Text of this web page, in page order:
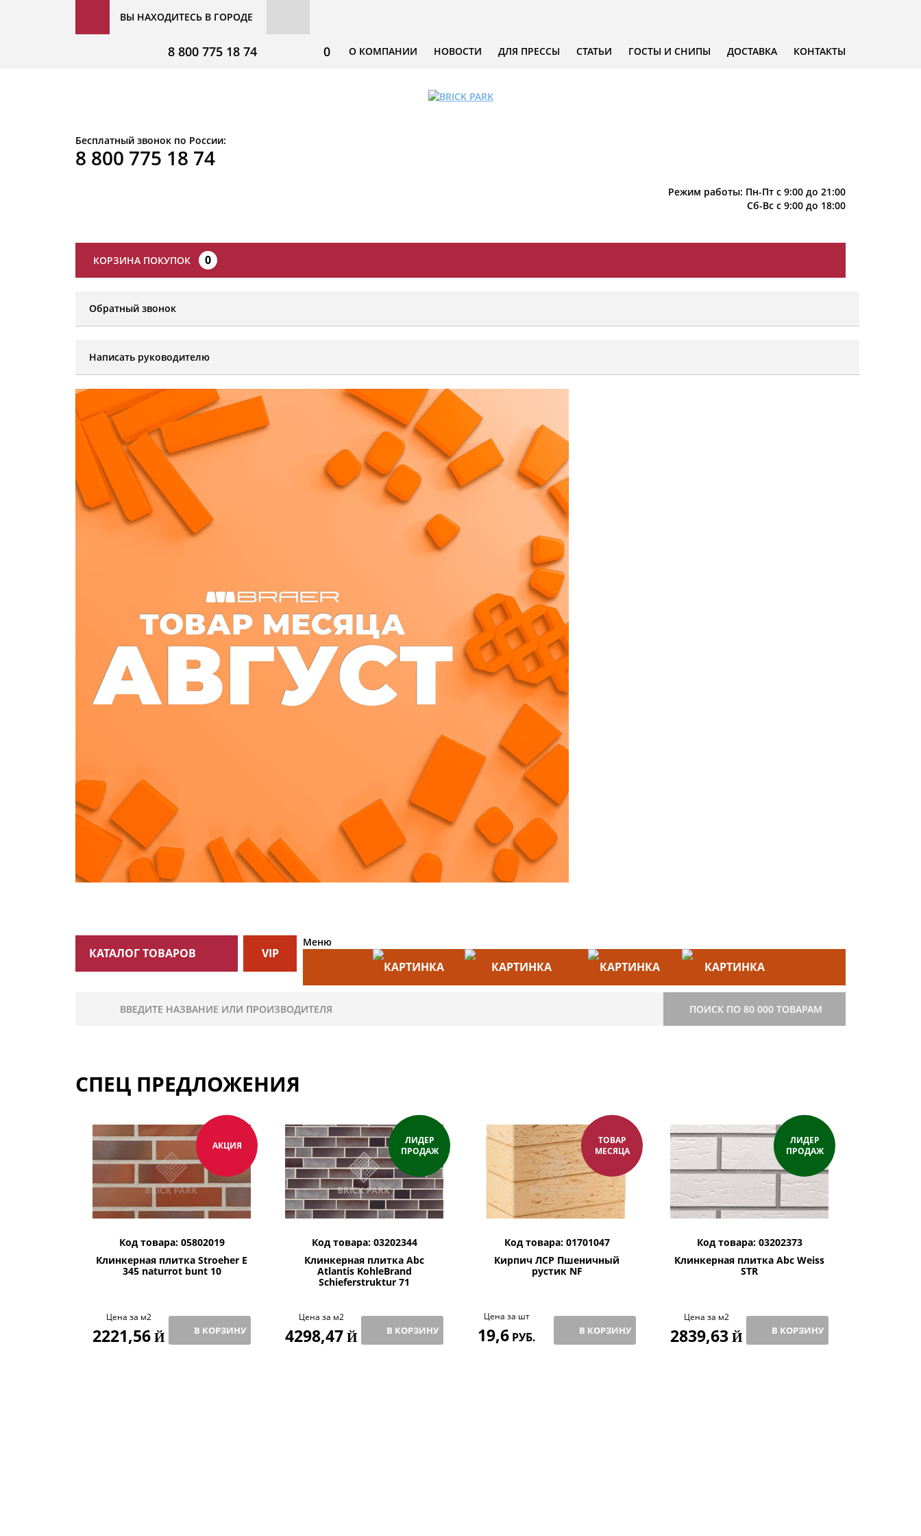
ВЫ НАХОДИТЕСЬ В ГОРОДЕ
О КОМПАНИИ НОВОСТИ ДЛЯ ПРЕССЫ СТАТЬИ ГОСТЫ И СНИПЫ ДОСТАВКА КОНТАКТЫ
0
8 800 775 18 74
Бесплатный звонок по России:
8 800 775 18 74
Режим работы: Пн-Пт с 9:00 до 21:00
Сб-Вс с 9:00 до 18:00
КОРЗИНА ПОКУПОК 0
Обратный звонок
Написать руководителю
КАТАЛОГ ТОВАРОВ VIP
Меню
СТРОИТЕЛЬСТВО
ПОИСК ПО 80 000 ТОВАРАМ
СПЕЦ ПРЕДЛОЖЕНИЯ
АКЦИЯ
Код товара: 05802019
Клинкерная плитка Stroeher E
345 naturrot bunt 10
Цена за м2
2221,56 Й В КОРЗИНУ
ЛИДЕР
ПРОДАЖ
Код товара: 03202344
Клинкерная плитка Abc
Atlantis KohleBrand
Schieferstruktur 71
Цена за м2
4298,47 Й В КОРЗИНУ
ТОВАР
МЕСЯЦА
Код товара: 01701047
Кирпич ЛСР Пшеничный
рустик NF
Цена за шт
19,6 РУБ. В КОРЗИНУ
ЛИДЕР
ПРОДАЖ
Код товара: 03202373
Клинкерная плитка Abc Weiss
STR
Цена за м2
2839,63 Й В КОРЗИНУ